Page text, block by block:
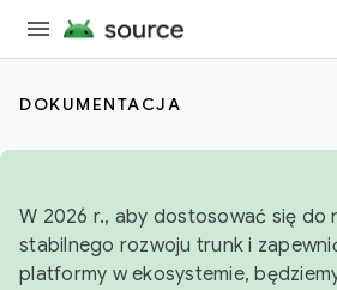
DOKUMENTACJA
W 2026 r., aby dostosować się do
stabilnego rozwoju trunk i
platformy w ekosystemie,